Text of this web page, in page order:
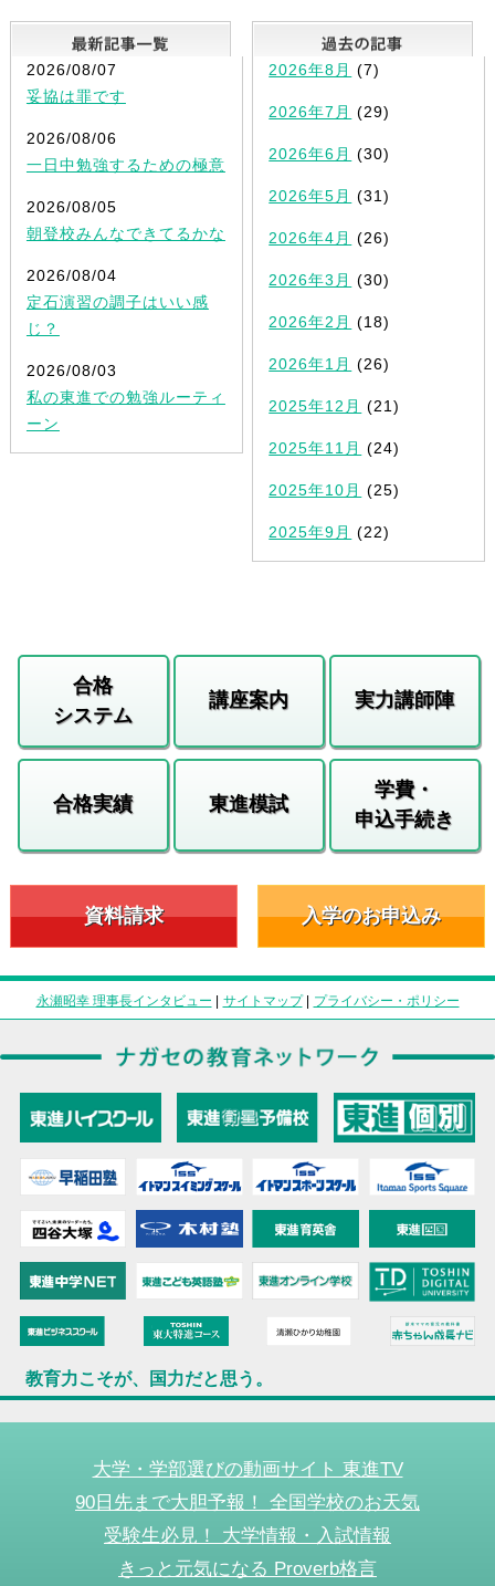
最新記事一覧
2026/08/07
妥協は罪です
2026/08/06
一日中勉強するための極意
2026/08/05
朝登校みんなできてるかな
2026/08/04
定石演習の調子はいい感
じ？
2026/08/03
私の東進での勉強ルーティ
ーン
2026年8月 (7)
2026年7月 (29)
2026年6月 (30)
2026年5月 (31)
2026年4月 (26)
2026年3月 (30)
2026年2月 (18)
2026年1月 (26)
2025年12月 (21)
2025年11月 (24)
2025年10月 (25)
2025年9月 (22)
合格
システム
講座案内 実力講師陣
合格実績 東進模試
学費・
申込手続き
資料請求 入学のお申込み
永瀬昭幸 理事長インタビュー | サイトマップ| プライバシー・ポリシー
教育力こそが、国力だと思う。
大学・学部選びの動画サイト 東進TV
90日先まで大胆予報！ 全国学校のお天気
受験生必見！ 大学情報・入試情報
きっと元気になる Proverb格言